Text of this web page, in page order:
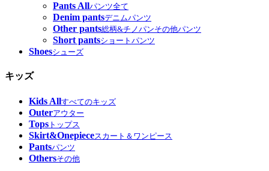
Pants Allパンツ全て
Denim pantsデニムパンツ
Other pants総柄&チノパンその他パンツ
Short pantsショートパンツ
Shoesシューズ
キッズ
Kids Allすべてのキッズ
Outerアウター
Tops トップス
Skirt&Onepieceスカート＆ワンピース
Pantsパンツ
Othersその他